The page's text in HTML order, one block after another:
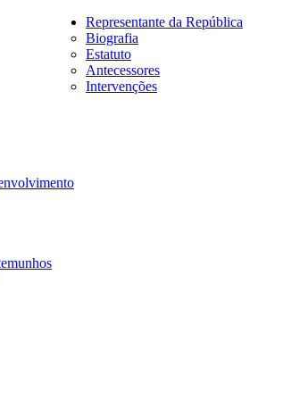
Representante da República
Biografia
Estatuto
Antecessores
Intervenções